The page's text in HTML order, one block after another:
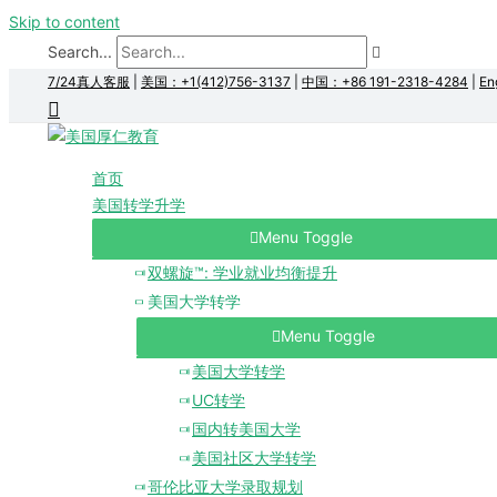
Skip to content
Search...
7/24真人客服 美国：+1(412)756-3137 中国：+86 191-2318-4284
首页
美国转学升学
Menu Toggle
双螺旋™: 学业就业均衡提升
美国大学转学
Menu Toggle
美国大学转学
UC转学
国内转美国大学
美国社区大学转学
哥伦比亚大学录取规划